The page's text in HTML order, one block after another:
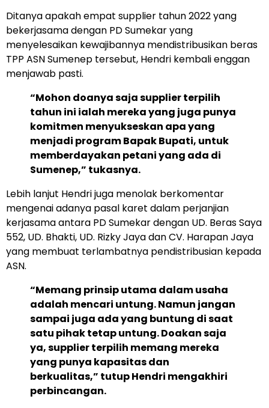
Ditanya apakah empat supplier tahun 2022 yang
bekerjasama dengan PD Sumekar yang
menyelesaikan kewajibannya mendistribusikan beras
TPP ASN Sumenep tersebut, Hendri kembali enggan
menjawab pasti.
“Mohon doanya saja supplier terpilih
tahun ini ialah mereka yang juga punya
komitmen menyukseskan apa yang
menjadi program Bapak Bupati, untuk
memberdayakan petani yang ada di
Sumenep,” tukasnya.
Lebih lanjut Hendri juga menolak berkomentar
mengenai adanya pasal karet dalam perjanjian
kerjasama antara PD Sumekar dengan UD. Beras Saya
552, UD. Bhakti, UD. Rizky Jaya dan CV. Harapan Jaya
yang membuat terlambatnya pendistribusian kepada
ASN.
“Memang prinsip utama dalam usaha
adalah mencari untung. Namun jangan
sampai juga ada yang buntung di saat
satu pihak tetap untung. Doakan saja
ya, supplier terpilih memang mereka
yang punya kapasitas dan
berkualitas,” tutup Hendri mengakhiri
perbincangan.